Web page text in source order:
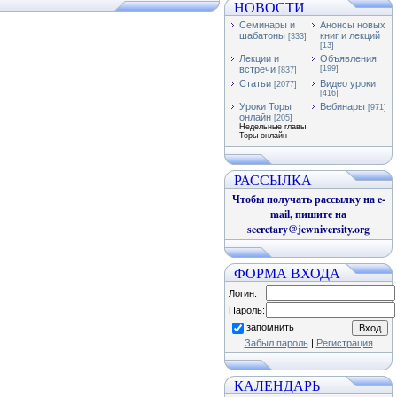
НОВОСТИ
Семинары и
шабатоны [333]
Анонсы новых
книг и лекций
[13]
Лекции и
встречи [837]
Объявления
[199]
Статьи [2077] Видео уроки
[416]
Уроки Торы
онлайн [205]
Недельные главы
Торы онлайн
Вебинары [971]
РАССЫЛКА
Чтобы получать рассылку на e-
mail, пишите на
secretary@jewniversity.org
ФОРМА ВХОДА
Логин:
Пароль:
запомнить
Забыл пароль| Регистрация
КАЛЕНДАРЬ